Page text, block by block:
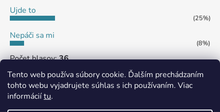
Tento web používa súbory cookie. Ďalším prechádzaním
tohto webu vyjadrujete súhlas s ich používaním. Viac
informáciítu.
Ujde to
(25%)
Nepáči sa mi
(8%)
Počet hlasov:36
MôjPrvýEshop.sk Shoptet.sk